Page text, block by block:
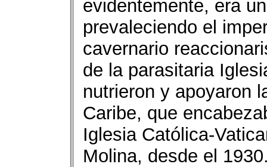
evidentemente, era
prevaleciendo el
cavernario
de la parasitaria
nutrieron y apoyaron
Caribe, que
Iglesia Católica-
Molina, desde el